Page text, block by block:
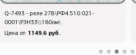
Q-7493 - реле 27В\РФ4.510.021-
0001\РЭН33\\180ом\
Цена от: 1149.6 руб.